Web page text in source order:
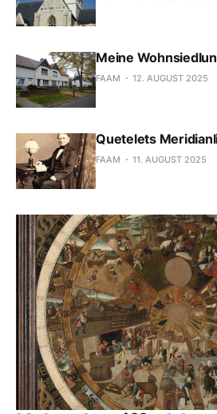
Meine
FAAM 12. AUGUST 2025
Quetelets
FAAM 11. AUGUST 2025